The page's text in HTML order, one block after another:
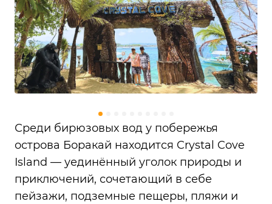
Среди бирюзовых вод у побережья
острова Боракай находится Crystal Cove
Island — уединённый уголок природы и
приключений, сочетающий в себе
пейзажи, подземные пещеры, пляжи и